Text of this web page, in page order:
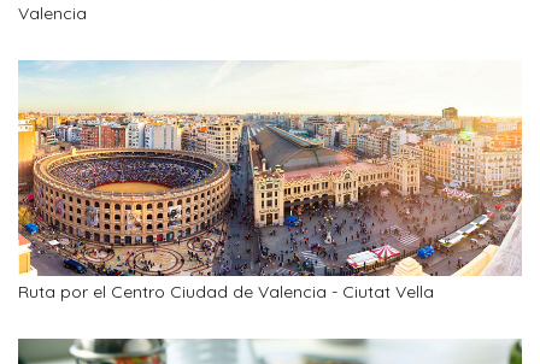
Valencia
Ruta por el Centro Ciudad de Valencia - Ciutat Vella